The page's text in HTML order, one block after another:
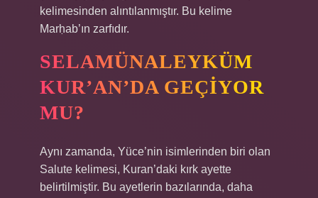
kelimesinden alıntılanmıştır. Bu kelime
Marḥab’ın zarfıdır.
SELAMÜNALEYKÜM
KUR’AN’DA GEÇIYOR
MU?
Aynı zamanda, Yüce’nin isimlerinden biri olan
Salute kelimesi, Kuran’daki kırk ayette
belirtilmiştir. Bu ayetlerin bazılarında, daha